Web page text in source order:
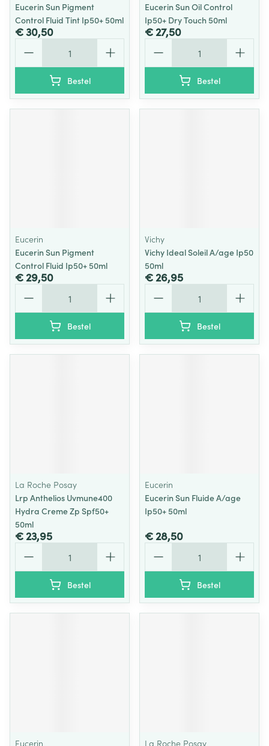
Eucerin Sun Pigment
Control Fluid Tint Ip50+ 50ml
€ 30,50
Bestel
Eucerin Sun Oil Control
Ip50+ Dry Touch 50ml
€ 27,50
Bestel
Eucerin
Eucerin Sun Pigment
Control Fluid Ip50+ 50ml
€ 29,50
Bestel
Vichy
Vichy Ideal Soleil A/age Ip50
50ml
€ 26,95
Bestel
La Roche Posay
Lrp Anthelios Uvmune400
Hydra Creme Zp Spf50+
50ml
€ 23,95
Bestel
Eucerin
Eucerin Sun Fluide A/age
Ip50+ 50ml
€ 28,50
Bestel
Eucerin La Roche Posay